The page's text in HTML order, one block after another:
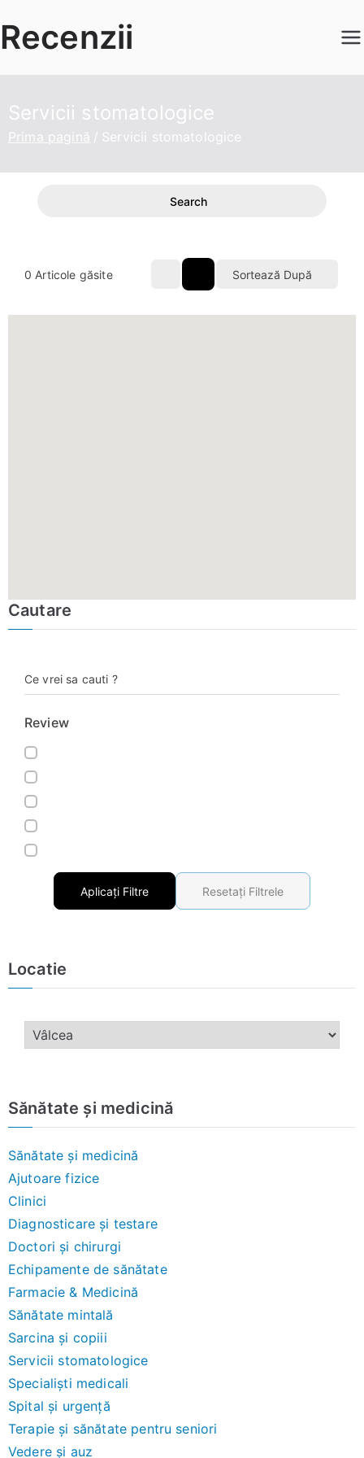
la
Recenzii
Servicii stomatologice
Prima pagină Servicii stomatologice
Search
0 Articole găsite Sortează După
Cautare
Ce vrei sa cauti ?
Review
Aplicați Filtre Resetați Filtrele
Locatie
Sănătate și medicină
Sănătate și medicină
Ajutoare fizice
Clinici
Diagnosticare și testare
Doctori și chirurgi
Echipamente de sănătate
Farmacie & Medicină
Sănătate mintală
Sarcina și copiii
Servicii stomatologice
Specialiști medicali
Spital și urgență
Terapie și sănătate pentru seniori
Vedere și auz